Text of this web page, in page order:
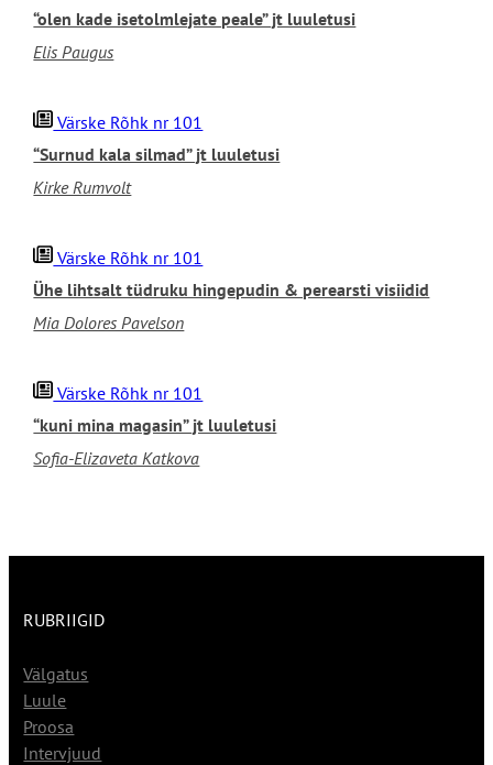
“olen kade isetolmlejate peale” jt luuletusi
Elis Paugus
Värske Rõhk nr 101
“Surnud kala silmad” jt luuletusi
Kirke Rumvolt
Värske Rõhk nr 101
Ühe lihtsalt tüdruku hingepudin & perearsti visiidid
Mia Dolores Pavelson
Värske Rõhk nr 101
“kuni mina magasin” jt luuletusi
Sofia-Elizaveta Katkova
RUBRIIGID
Välgatus
Luule
Proosa
Intervjuud